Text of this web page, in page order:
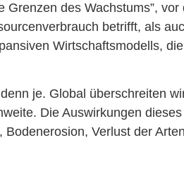
des Wachstums”,
betrifft, als
Wirtschaftsmodells,
je. Global überschreiten
Die Auswirkungen
Verlust der